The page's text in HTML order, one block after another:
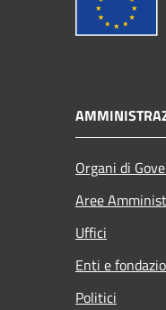
Organi di
Aree
Uffici
Enti e
Politici